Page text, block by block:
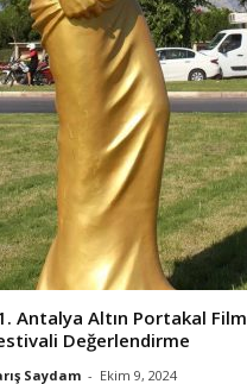
Antalya Altın Portakal Film
Değerlendirme
Saydam - Ekim 9, 2024